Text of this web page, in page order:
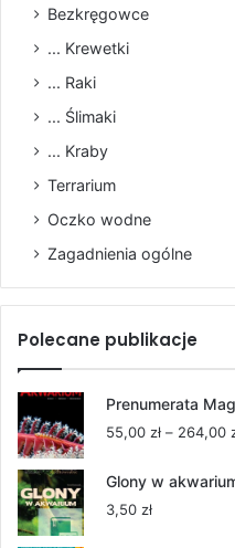
Bezkręgowce
... Krewetki
... Raki
... Ślimaki
... Kraby
Terrarium
Oczko wodne
Zagadnienia ogólne
Polecane publikacje
Prenumerata
55,00 zł – 264,00
Glony w
3,50 zł